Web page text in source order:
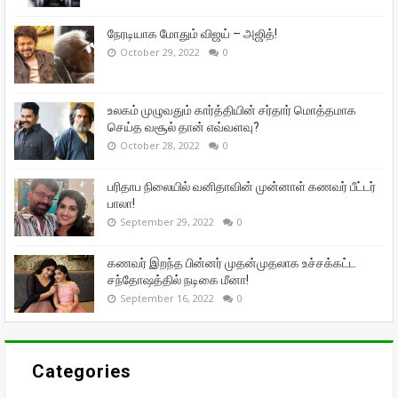
நேரடியாக மோதும் விஜய் – அஜித்!
October 29, 2022 0
உலகம் முழுவதும் கார்த்தியின் சர்தார் மொத்தமாக
செய்த வசூல் தான் எவ்வளவு?
October 28, 2022 0
பரிதாப நிலையில் வனிதாவின் முன்னாள் கணவர் பீட்டர்
பாலா!
September 29, 2022 0
கணவர் இறந்த பின்னர் முதன்முதலாக உச்சக்கட்ட
சந்தோஷத்தில் நடிகை மீனா!
September 16, 2022 0
Categories